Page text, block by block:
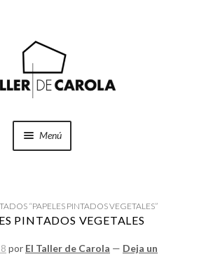
Menú
“PAPELES PINTADOS VEGETALES”
PINTADOS VEGETALES
por El Taller de Carola — Deja un